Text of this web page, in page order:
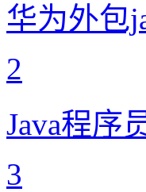
华为外包
2
Java程序
3